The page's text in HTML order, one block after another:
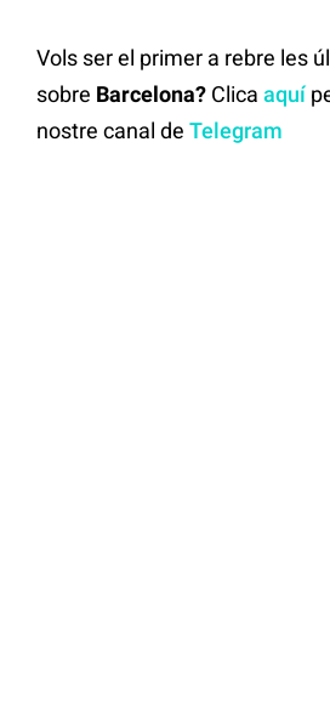
Vols ser el primer a rebre les
sobre Barcelona? Clica aquí
nostre canal de Telegram